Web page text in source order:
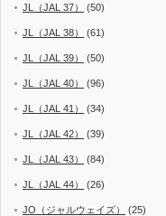
JL（JAL 37） (50)
JL（JAL 38） (61)
JL（JAL 39） (50)
JL（JAL 40） (96)
JL（JAL 41） (34)
JL（JAL 42） (39)
JL（JAL 43） (84)
JL（JAL 44） (26)
JO（ジャルウェイズ） (25)